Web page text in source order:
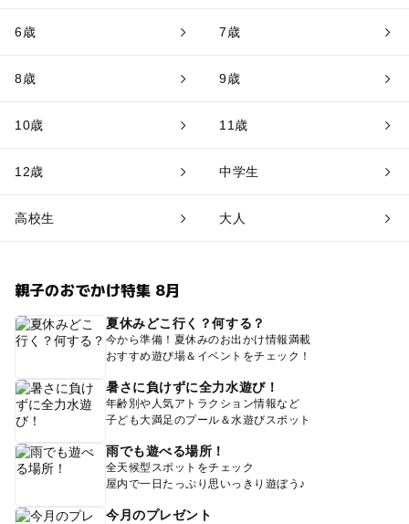
6歳 7歳
8歳 9歳
10歳 11歳
12歳 中学生
高校生 大人
親子のおでかけ特集 8月
夏休みどこ行く？何する？
今から準備！夏休みのお出かけ情報満載
おすすめ遊び場＆イベントをチェック！
暑さに負けずに全力水遊び！
年齢別や人気アトラクション情報など
子ども大満足のプール＆水遊びスポット
雨でも遊べる場所！
全天候型スポットをチェック
屋内で一日たっぷり思いっきり遊ぼう♪
今月のプレゼント